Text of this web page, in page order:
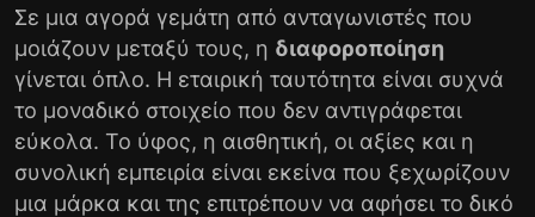
Σε μια αγορά γεμάτη από ανταγωνιστές που
μοιάζουν μεταξύ τους, η διαφοροποίηση
γίνεται όπλο. Η εταιρική ταυτότητα είναι συχνά
το μοναδικό στοιχείο που δεν αντιγράφεται
εύκολα. Το ύφος, η αισθητική, οι αξίες και η
συνολική εμπειρία είναι εκείνα που ξεχωρίζουν
μια μάρκα και της επιτρέπουν να αφήσει το δικό